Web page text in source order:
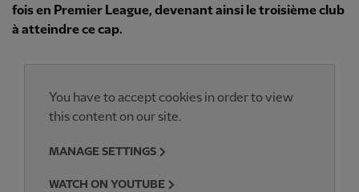
fois en Premier League, devenant ainsi le troisième club
à atteindre ce cap.
You have to accept cookies in order to view
this content on our site.
MANAGE SETTINGS
WATCH ON YOUTUBE